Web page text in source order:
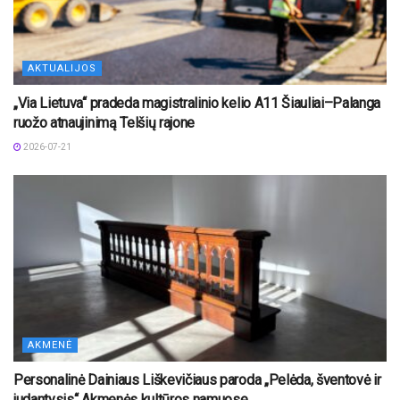
AKTUALIJOS
„Via Lietuva“ pradeda magistralinio kelio A11 Šiauliai–Palanga
ruožo atnaujinimą Telšių rajone
2026-07-21
AKMENĖ
Personalinė Dainiaus Liškevičiaus paroda „Pelėda, šventovė ir